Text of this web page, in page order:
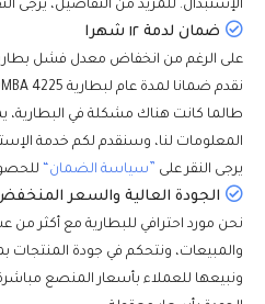
الإستبدال. للمزيد من التفاصيل، يرجى
ضمان لدمة ١٢ شهرا
طالما كانت هناك مشكلة في البطارية،
المعلومات لنا، وسنقدم لكم خدمة
يرجى النقر على
”سياسة الضمان“
الجودة العالية والسعر
نحن مورد احترافي للبطارية مع أكثر من
والمبيعات، ونتحكم في جودة المنتجات
ونبيعها للعملاء بأسعار المنصع